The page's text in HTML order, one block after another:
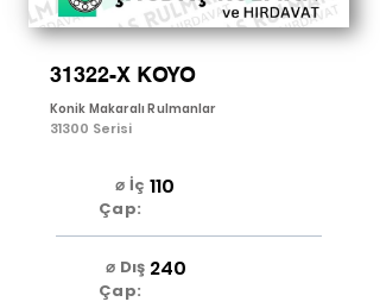
31322-X KOYO
Konik Makaralı Rulmanlar
31300 Serisi
⌀ İç
Çap:
110
⌀ Dış
Çap:
240